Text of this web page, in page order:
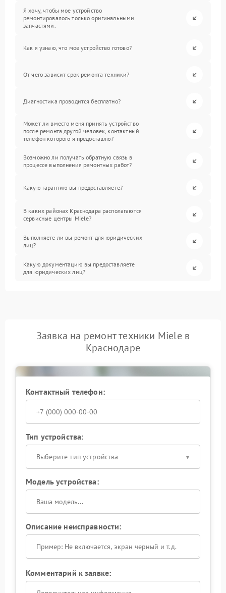
Я хочу, чтобы мое устройство
ремонтировалось только оригинальными
запчастями.
Как я узнаю, что мое устройство готово?
От чего зависит срок ремонта техники?
Диагностика проводится бесплатно?
Может ли вместо меня принять устройство
после ремонта другой человек, контактный
телефон которого я предоставлю?
Возможно ли получать обратную связь в
процессе выполнения ремонтных работ?
Какую гарантию вы предоставляете?
В каких районах Краснодара располагаются
сервисные центры Miele?
Выполняете ли вы ремонт для юридических
лиц?
Какую документацию вы предоставляете
для юридических лиц?
Заявка на ремонт техники Miele в
Краснодаре
Контактный телефон:
Тип устройства:
Выберите тип устройства
Модель устройства:
Описание неисправности:
Комментарий к заявке: